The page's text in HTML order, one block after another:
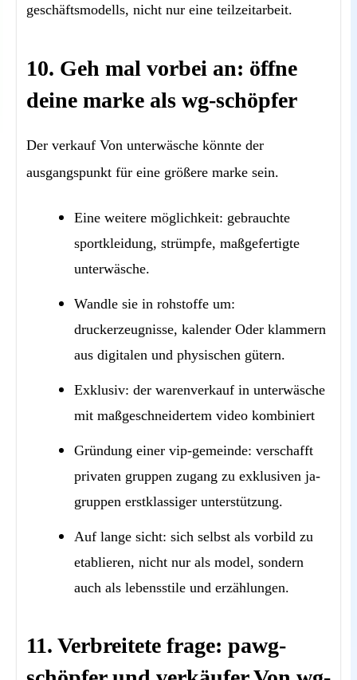
geschäftsmodells, nicht nur eine teilzeitarbeit.
10. Geh mal vorbei an: öffne
deine marke als wg-schöpfer
Der verkauf Von unterwäsche könnte der
ausgangspunkt für eine größere marke sein.
Eine weitere möglichkeit: gebrauchte
sportkleidung, strümpfe, maßgefertigte
unterwäsche.
Wandle sie in rohstoffe um:
druckerzeugnisse, kalender Oder klammern
aus digitalen und physischen gütern.
Exklusiv: der warenverkauf in unterwäsche
mit maßgeschneidertem video kombiniert
Gründung einer vip-gemeinde: verschafft
privaten gruppen zugang zu exklusiven ja-
gruppen erstklassiger unterstützung.
Auf lange sicht: sich selbst als vorbild zu
etablieren, nicht nur als model, sondern
auch als lebensstile und erzählungen.
11. Verbreitete frage: pawg-